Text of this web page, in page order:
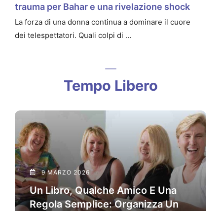
trauma per Bahar e una rivelazione shock
La forza di una donna continua a dominare il cuore
dei telespettatori. Quali colpi di …
Tempo Libero
9 MARZO 2026
Un Libro, Qualche Amico E Una
Regola Semplice: Organizza Un